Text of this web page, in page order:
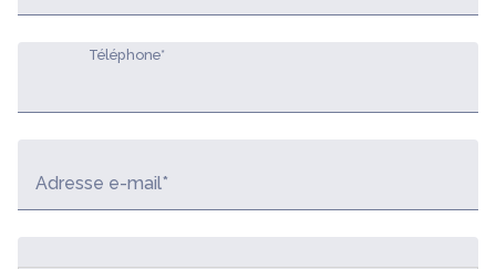
Téléphone*
Adresse e-mail*